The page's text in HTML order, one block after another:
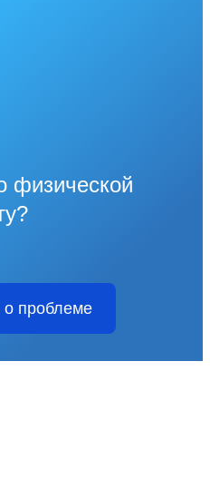
физической
проблеме